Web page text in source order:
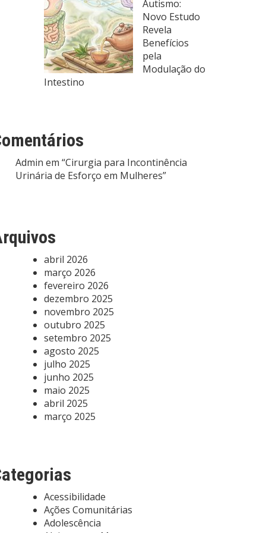
Autismo:
Novo Estudo
Revela
Benefícios
pela
Modulação do
Intestino
Admin em “Cirurgia para Incontinência
Urinária de Esforço em Mulheres”
abril 2026
março 2026
fevereiro 2026
dezembro 2025
novembro 2025
outubro 2025
setembro 2025
agosto 2025
julho 2025
junho 2025
maio 2025
abril 2025
março 2025
Acessibilidade
Ações Comunitárias
Adolescência